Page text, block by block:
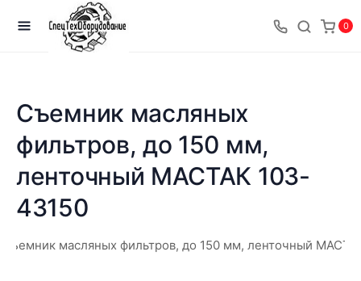
0
Съемник масляных
фильтров, до 150 мм,
ленточный МАСТАК 103-
43150
Съемник масляных фильтров, до 150 мм, ленточный